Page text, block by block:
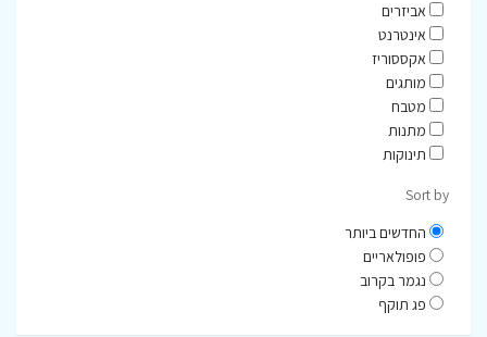
אביזרים
אינטרנט
אקססוריז
מותגים
מטבח
מתנות
תינוקות
Sort by
החדשים ביותר
פופולאריים
נגמר בקרוב
פג תוקף